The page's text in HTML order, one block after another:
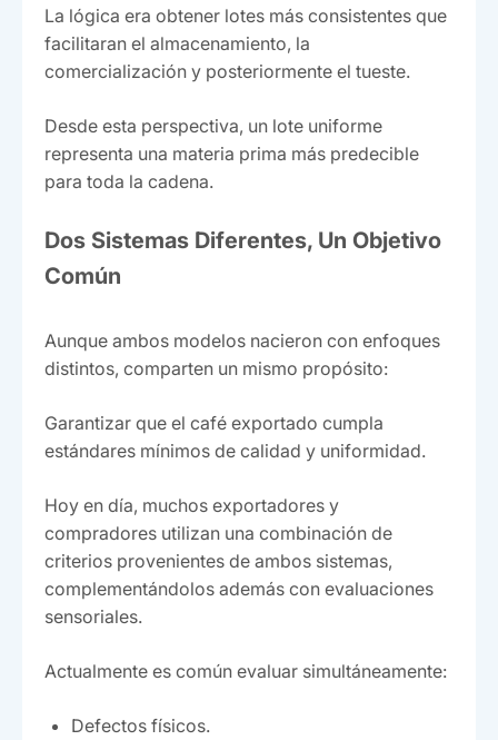
La lógica era obtener lotes más consistentes que
facilitaran el almacenamiento, la
comercialización y posteriormente el tueste.
Desde esta perspectiva, un lote uniforme
representa una materia prima más predecible
para toda la cadena.
Dos Sistemas Diferentes, Un Objetivo
Común
Aunque ambos modelos nacieron con enfoques
distintos, comparten un mismo propósito:
Garantizar que el café exportado cumpla
estándares mínimos de calidad y uniformidad.
Hoy en día, muchos exportadores y
compradores utilizan una combinación de
criterios provenientes de ambos sistemas,
complementándolos además con evaluaciones
sensoriales.
Actualmente es común evaluar simultáneamente:
Defectos físicos.